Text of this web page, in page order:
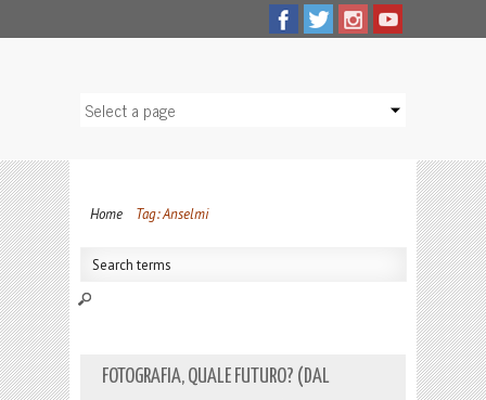
Home Tag: Anselmi
FOTOGRAFIA, QUALE FUTURO? (DAL